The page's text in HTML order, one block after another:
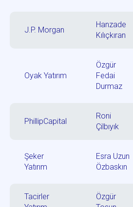
J.P. Morgan
Hanzade
Kılıçkıran
Oyak Yatırım
Özgür
Fedai
Durmaz
PhillipCapital
Roni
Çilbıyık
Şeker
Yatırım
Esra Uzun
Özbaskın
Tacirler
Özgür